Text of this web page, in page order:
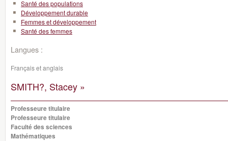
Santé des populations
Développement durable
Femmes et développement
Santé des femmes
Langues :
Français et anglais
SMITH?, Stacey »
Professeure titulaire
Professeure titulaire
Faculté des sciences
Mathématiques